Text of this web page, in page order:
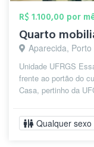
R$ 1.100,00 por
Aparecida,
Unidade UFRGS
frente ao portão do
Casa, pertinho da
Qualquer sexo